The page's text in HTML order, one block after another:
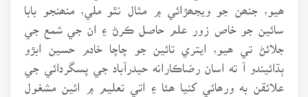
ھيو، جنھن جو ويجھڙائي ۾ مثال نٿو ملي، منھنجو بابا
سائين جو خاص زور علم حاصل ڪرڻ ۽ ان جي شمع جي
جلائڻ تي ھيو، ايتري تائين جو چاچا خادم حسين ابڙو
ٻڌائيندو آ ته اسان رضاڪارانه حيدرآباد جي پسگردائي جي
علائقن به ورھائي کنيا ھئا ۽ اتي تعليم ۾ ائين مشغول